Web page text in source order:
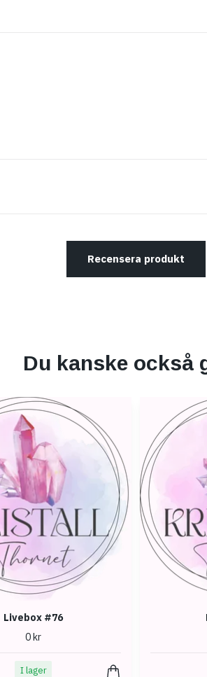
Recensera produkt
Du kanske också
Livebox #76
0 kr
I lager